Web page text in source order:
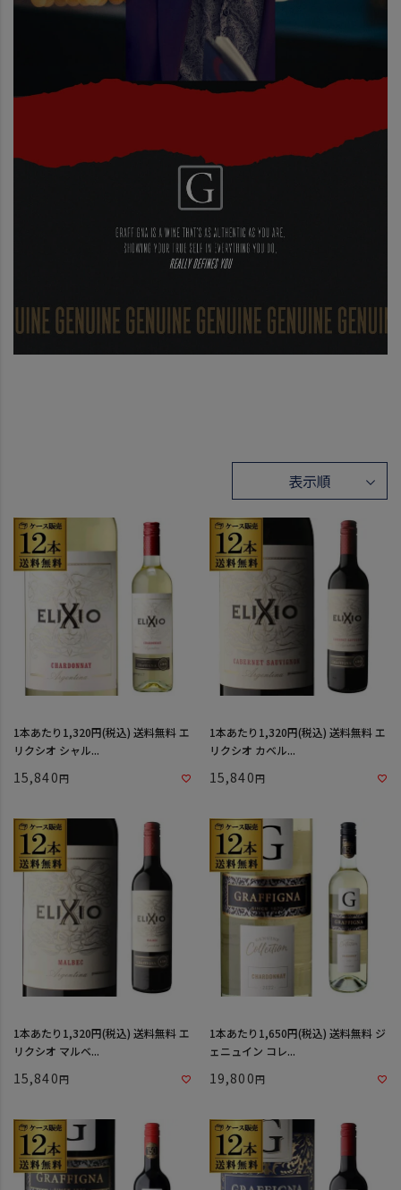
1本あたり1,320円(税込) 送料無料 エ
リクシオ シャル...
15,840
1本あたり1,320円(税込) 送料無料 エ
リクシオ カベル...
15,840
1本あたり1,320円(税込) 送料無料 エ
リクシオ マルベ...
15,840
1本あたり1,650円(税込) 送料無料 ジ
ェニュイン コレ...
19,800